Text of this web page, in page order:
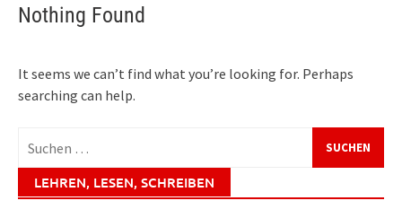
Nothing Found
It seems we can’t find what you’re looking for. Perhaps
searching can help.
nach:
LEHREN, LESEN, SCHREIBEN